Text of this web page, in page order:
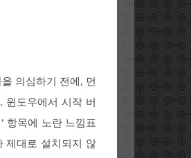
의심하기 전에, 먼
윈도우에서 시작 버
항목에 노란 느낌표
제대로 설치되지 않